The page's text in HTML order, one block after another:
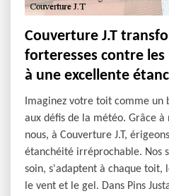
Couverture J.T
forteresses contre
à une excellente
Imaginez votre toit comme
aux défis de la météo. Grâce
nous, à Couverture J.T,
étanchéité irréprochable. Nos
soin, s'adaptent à chaque
le vent et le gel. Dans Pins